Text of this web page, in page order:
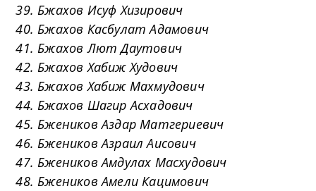
39. Бжахов Исуф Хизирович
40. Бжахов Касбулат Адамович
41. Бжахов Лют Даутович
42. Бжахов Хабиж Худович
43. Бжахов Хабиж Махмудович
44. Бжахов Шагир Асхадович
45. Бжеников Аздар Матгериевич
46. Бжеников Азраил Аисович
47. Бжеников Амдулах Масхудович
48. Бжеников Амели Кацимович